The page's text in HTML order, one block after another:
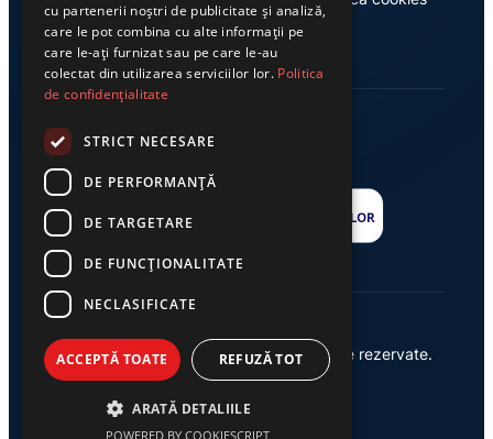
© 2026 Ziarul Exclusiv – Toate drepturile rezervate.
Powered by {AW}
cu partenerii noștri de publicitate și analiză,
care le pot combina cu alte informații pe
care le-ați furnizat sau pe care le-au
colectat din utilizarea serviciilor lor. Politica
de confidențialitate
STRICT NECESARE
DE PERFORMANȚĂ
DE TARGETARE
DE FUNCŢIONALITATE
NECLASIFICATE
ACCEPTĂ TOATE REFUZĂ TOT
ARATĂ DETALIILE
POWERED BY COOKIESCRIPT